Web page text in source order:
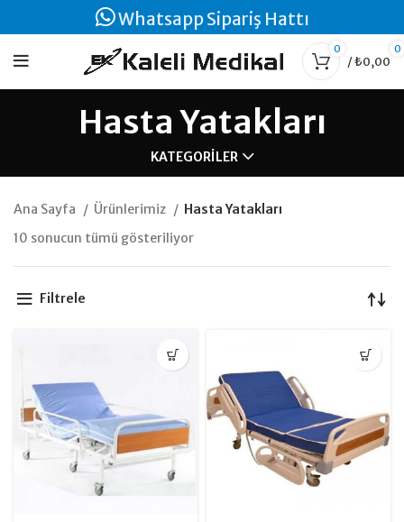
Whatsapp Sipariş Hattı
0 0
/₺0,00
Hasta Yatakları
KATEGORILER
Ana Sayfa Ürünlerimiz
Hasta Yatakları
10 sonucun tümü gösteriliyor
Filtrele